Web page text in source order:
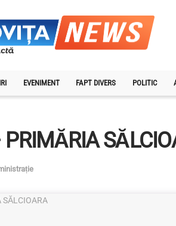
EVENIMENT FAPT DIVERS POLITIC